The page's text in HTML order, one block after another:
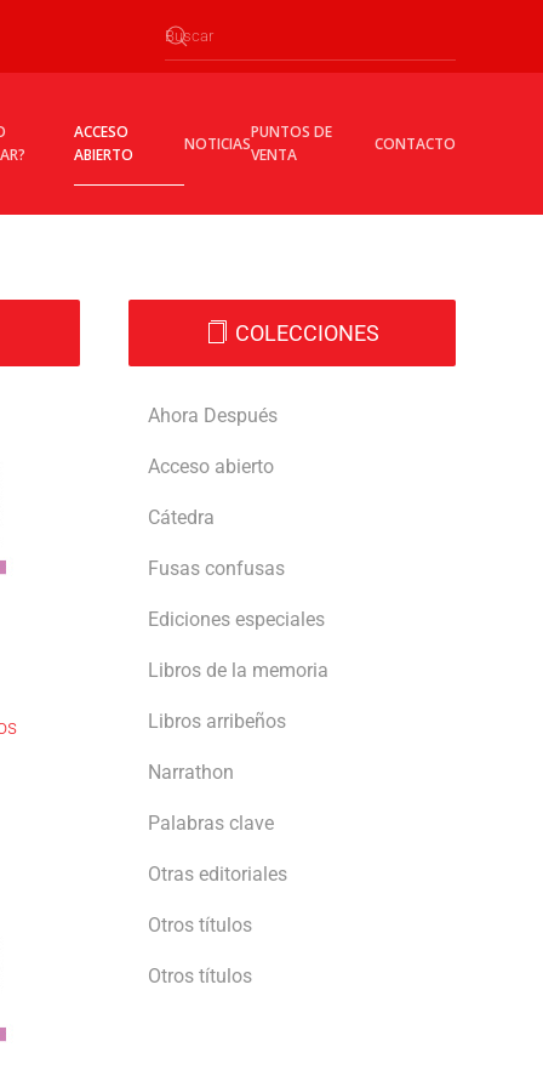
ACCESO
ABIERTO
NOTICIAS
PUNTOS DE
VENTA
CONTACTO
COLECCIONES
Ahora Después
Acceso abierto
Cátedra
Fusas confusas
Ediciones especiales
Libros de la memoria
Libros arribeños
Narrathon
Palabras clave
Otras editoriales
Otros títulos
Otros títulos